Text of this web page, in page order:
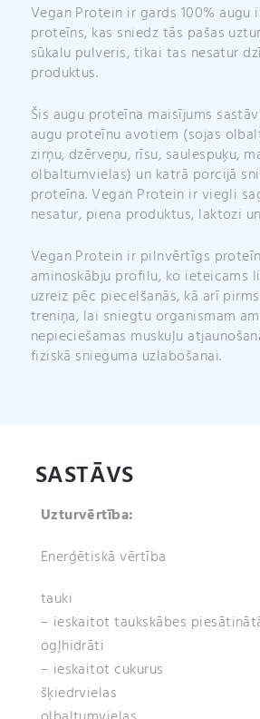
Vegan Protein ir gards 100% augu
proteīns, kas sniedz tās pašas
sūkalu pulveris, tikai tas nesatur
produktus.
Šis augu proteīna maisījums
augu proteīnu avotiem (sojas
zirņu, dzērveņu, rīsu, saulespuķu,
olbaltumvielas) un katrā porcijā
proteīna. Vegan Protein ir viegli
nesatur, piena produktus, laktozi
Vegan Protein ir pilnvērtīgs
aminoskābju profilu, ko ieteicams
uzreiz pēc piecelšanās, kā arī
treniņa, lai sniegtu organismam
nepieciešamas muskuļu
fiziskā snieguma uzlabošanai.
SASTĀVS
Uzturvērtība:
Enerģētiskā vērtība
tauki
– ieskaitot taukskābes
ogļhidrāti
– ieskaitot cukurus
šķiedrvielas